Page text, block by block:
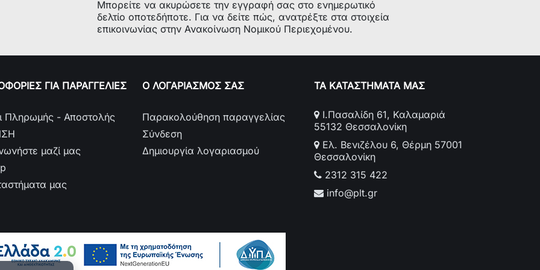
προσωπική.
Τέλος, το Lenco MPR-035BK διαθέτει έξοδο ήχου 3.5
ακουστικά σας.
Μπορείτε να ακυρώσετε την εγγραφή σας στο ενημερωτικό
δελτίο οποτεδήποτε. Για να δείτε πώς, ανατρέξτε στα στοιχεία
επικοινωνίας στην Ανακοίνωση Νομικού Περιεχομένου.
ΓΙΑ ΠΑΡΑΓΓΕΛΙΕΣ
Πληρωμής - Αποστολής
μαζί μας
μας
Ο ΛΟΓΑΡΙΑΣΜΟΣ ΣΑΣ
Παρακολούθηση παραγγελίας
Σύνδεση
Δημιουργία λογαριασμού
ΤΑ ΚΑΤΑΣΤΗΜΑΤΑ ΜΑΣ
Ι.Πασαλίδη 61, Καλαμαριά
55132 Θεσσαλονίκη
Ελ. Βενιζέλου 6, Θέρμη 57001
Θεσσαλονίκη
2312 315 422
info@plt.gr